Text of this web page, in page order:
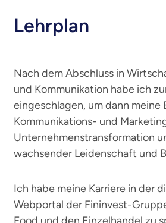
Lehrplan
Nach dem Abschluss in
und Kommunikation habe ich
eingeschlagen, um dann
Kommunikations- und
Unternehmens­transformation
wachsender Leidenschaft und
Ich habe meine Karriere in der
Webportal der Fininvest-